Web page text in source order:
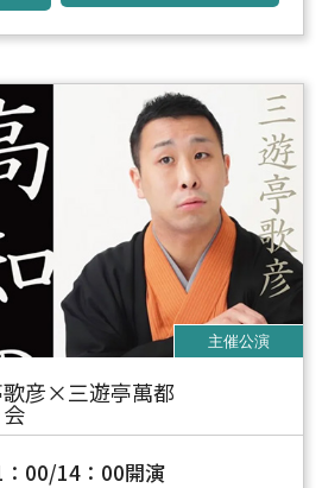
歌彦×三遊亭萬都
00/14：00開演